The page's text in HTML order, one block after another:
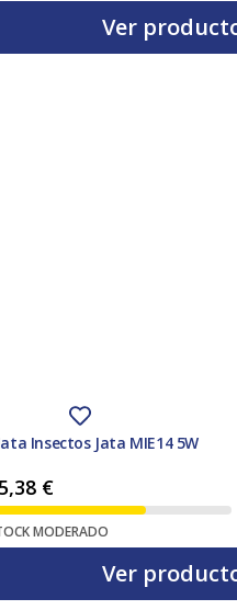
Ver
Insectos Jata MIE14 5W
€
MODERADO
Ver